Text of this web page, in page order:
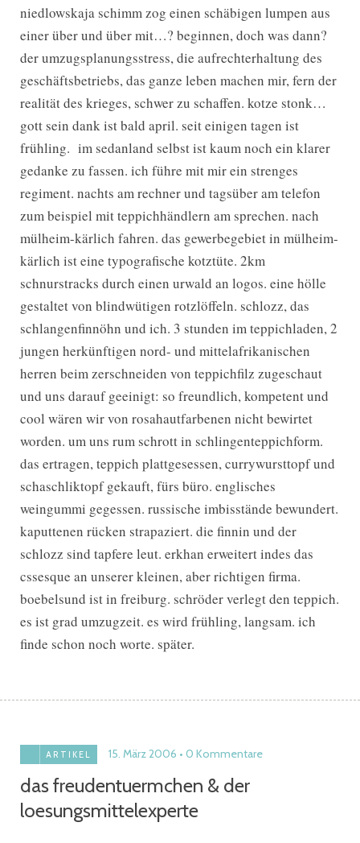
niedlowskaja schimm zog einen schäbigen lumpen aus
einer über und über mit…? beginnen, doch was dann?
der umzugsplanungsstress, die aufrechterhaltung des
geschäftsbetriebs, das ganze leben machen mir, fern der
realität des krieges, schwer zu schaffen. kotze stonk…
gott sein dank ist bald april. seit einigen tagen ist
frühling. im sedanland selbst ist kaum noch ein klarer
gedanke zu fassen. ich führe mit mir ein strenges
regiment. nachts am rechner und tagsüber am telefon
zum beispiel mit teppichhändlern am sprechen. nach
mülheim-kärlich fahren. das gewerbegebiet in mülheim-
kärlich ist eine typografische kotztüte. 2km
schnurstracks durch einen urwald an logos. eine hölle
gestaltet von blindwütigen rotzlöffeln. schlozz, das
schlangenfinnöhn und ich. 3 stunden im teppichladen, 2
jungen herkünftigen nord- und mittelafrikanischen
herren beim zerschneiden von teppichfilz zugeschaut
und uns darauf geeinigt: so freundlich, kompetent und
cool wären wir von rosahautfarbenen nicht bewirtet
worden. um uns rum schrott in schlingenteppichform.
das ertragen, teppich plattgesessen, currywursttopf und
schaschliktopf gekauft, fürs büro. englisches
weingummi gegessen. russische imbisstände bewundert.
kaputtenen rücken strapaziert. die finnin und der
schlozz sind tapfere leut. erkhan erweitert indes das
cssesque an unserer kleinen, aber richtigen firma.
boebelsund ist in freiburg. schröder verlegt den teppich.
es ist grad umzugzeit. es wird frühling, langsam. ich
finde schon noch worte. später.
ARTIKEL 15. März 2006 0 Kommentare
das freudentuermchen & der
loesungsmittelexperte